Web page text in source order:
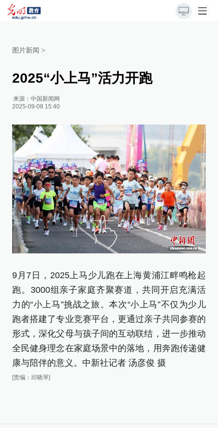
图片新闻 >
2025“小上马”活力开跑
来源：中国新闻网
2025-09-08 15:40
9月7日，2025上马少儿跑在上海黄浦江畔鸣枪起
跑。3000组亲子家庭齐聚赛道，共同开启充满活
力的“小上马”挑战之旅。本次“小上马”不仅为少儿
跑者搭建了专业竞赛平台，更通过亲子共同参赛的
形式，深化父母与孩子间的互动联结，进一步推动
全民健身理念在家庭场景中的落地，用奔跑传递健
康与陪伴的意义。中新社记者 汤彦俊 摄
[责编：邱晓琴]